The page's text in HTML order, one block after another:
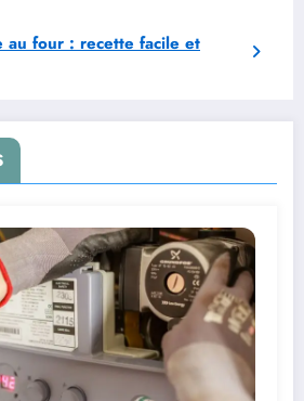
au four : recette facile et